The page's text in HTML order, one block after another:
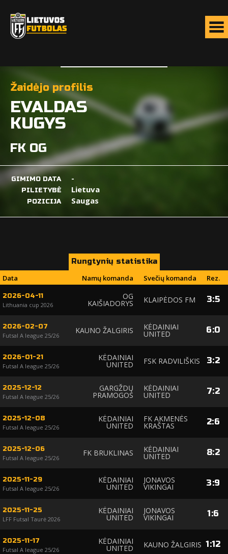
Žaidėjo profilis
EVALDAS
KUGYS
FK OG
GIMIMO DATA -
PILIETYBĖ Lietuva
POZICIJA Saugas
Rungtynių statistika
Data
Namų komanda Svečių komanda Rez.
2026-04-11
Lithuania cup 2026
OG
KAIŠIADORYS KLAIPĖDOS FM 3:5
2026-02-07
Futsal A league 25/26
KAUNO ŽALGIRIS KĖDAINIAI
UNITED 6:0
2026-01-21
Futsal A league 25/26
KĖDAINIAI
UNITED FSK RADVILIŠKIS 3:2
2025-12-12
Futsal A league 25/26
GARGŽDŲ
PRAMOGOS
KĖDAINIAI
UNITED 7:2
2025-12-08
Futsal A league 25/26
KĖDAINIAI
UNITED
FK AKMENĖS
KRAŠTAS 2:6
2025-12-06
Futsal A league 25/26
FK BRUKLINAS KĖDAINIAI
UNITED 8:2
2025-11-29
Futsal A league 25/26
KĖDAINIAI
UNITED
JONAVOS
VIKINGAI 3:9
2025-11-25
LFF Futsal Taurė 2026
KĖDAINIAI
UNITED
JONAVOS
VIKINGAI 1:6
2025-11-17
Futsal A league 25/26
KĖDAINIAI
UNITED KAUNO ŽALGIRIS 1:12